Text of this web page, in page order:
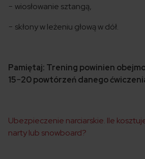
− wiosłowanie sztangą,
− skłony w leżeniu głową w dół.
Pamiętaj: Trening powinien
15−20 powtórzeń danego
Ubezpieczenie narciarskie. Ile
narty lub snowboard?